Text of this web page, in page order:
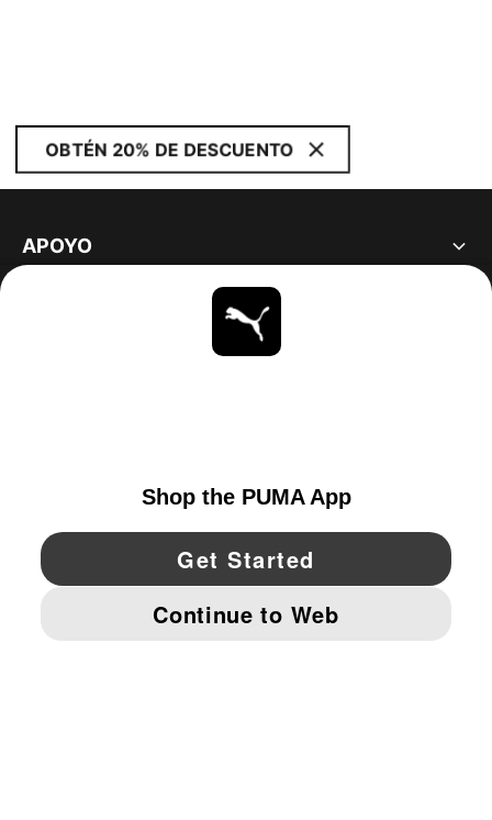
OBTÉN 20% DE DESCUENTO
APOYO
YouTube Twitter Pinterest
IMPRINT AND LEGAL DATA